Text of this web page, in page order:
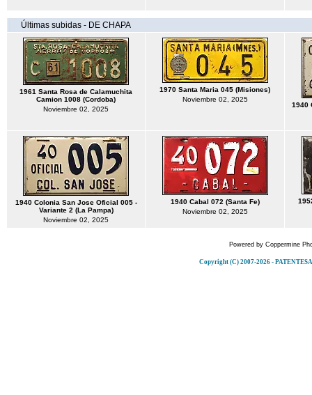
Últimas subidas - DE CHAPA
1961 Santa Rosa de Calamuchita
Camion 1008 (Cordoba)
Noviembre 02, 2025
1970 Santa Maria 045 (Misiones)
Noviembre 02, 2025
1940
1940 Colonia San Jose Oficial 005 -
Variante 2 (La Pampa)
Noviembre 02, 2025
1940 Cabal 072 (Santa Fe)
Noviembre 02, 2025
Powered by Coppermine
Copyright (C) 2007-2026 -